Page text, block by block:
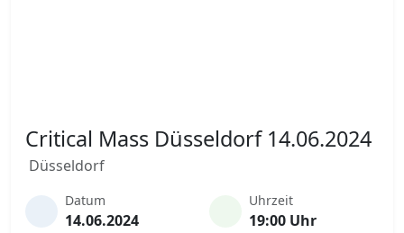
Critical Mass Düsseldorf 14.06.2024
Düsseldorf
Datum
14.06.2024
Uhrzeit
19:00 Uhr